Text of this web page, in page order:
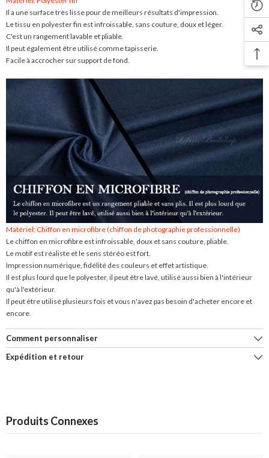
Il a une surface très lisse pour de meilleurs résultats d'impression.
Le tissu en polyester fin est infroissable, sans couture, doux et léger.
C'est un rangement lavable et pliable.
Il peut également être utilisé comme tapisserie.
Facile à accrocher sur support de fond.
Matériel: Chiffon en microfibre (chiffon de photographie professionnelle)
Le chiffon en microfibre est infroissable, doux et sans couture, pliable.
Le motif est réaliste et le sens stéréo est fort.
Impression numérique, fidélité des couleurs et effet artistique.
Il est plus lourd que le polyester, il peut être lavé, utilisé aussi bien à l'intérieur
qu'à l'extérieur.
Il peut être utilisé plusieurs fois et vous n'avez pas besoin d'acheter encore et
encore.
Comment personnaliser
Expédition et retour
Produits Connexes